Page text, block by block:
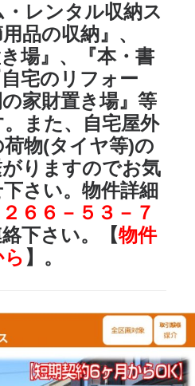
・レンタル収納ス
用品の収納』、
き場』、『本・書
宅のリフォー
家財置き場』 等
また、自宅屋外
物(タイヤ等)の
りますのでお気
さい。物件詳細
２６６－５３－７
下さい。【物件
】。